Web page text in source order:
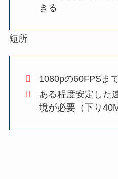
きる
短所
1080pの60FPSま
ある程度安定した
境が必要（下り